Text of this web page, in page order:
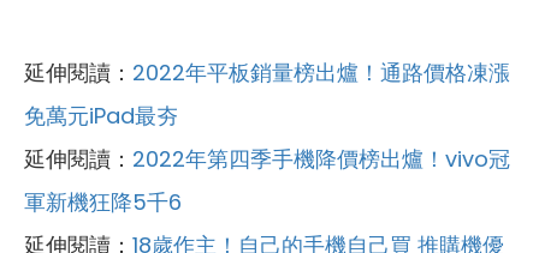
延伸閱讀： 2022年平板銷量榜出爐！通路價格凍漲
免萬元iPad最夯
延伸閱讀： 2022年第四季手機降價榜出爐！vivo冠
軍新機狂降5千6
延伸閱讀： 18歲作主！自己的手機自己買 推購機優